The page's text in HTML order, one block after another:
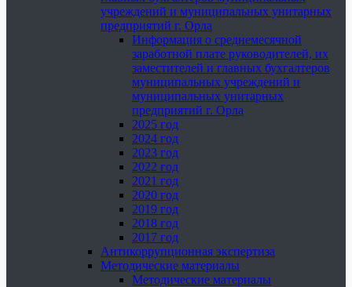
учреждений и муниципальных унитарных
предприятий г. Орла
Информация о среднемесячной
заработной плате руководителей, их
заместителей и главных бухгалтеров
муниципальных учреждений и
муниципальных унитарных
предприятий г. Орла
2025 год
2024 год
2023 год
2022 год
2021 год
2020 год
2019 год
2018 год
2017 год
Антикоррупционная экспертиза
Методические материалы
Методические материалы